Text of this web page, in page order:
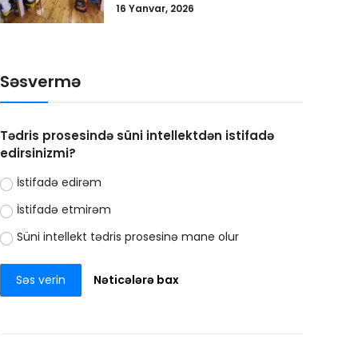
16 Yanvar, 2026
Səsvermə
Tədris prosesində süni intellektdən istifadə
edirsinizmi?
İstifadə edirəm
İstifadə etmirəm
Süni intellekt tədris prosesinə mane olur
Səs verin Nəticələrə bax